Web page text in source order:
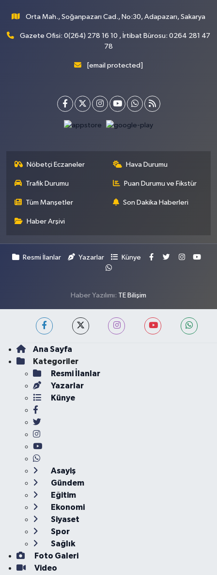
Orta Mah., Soğanpazarı Cad., No:30, Adapazarı, Sakarya
Gazete Ofisi: 0(264) 278 16 10 , İrtibat Bürosu: 0264 281 47
78
[email protected]
Nöbetçi Eczaneler Hava Durumu
Trafik Durumu Puan Durumu ve Fikstür
Tüm Manşetler Son Dakika Haberleri
Haber Arşivi
Resmi İlanlar Yazarlar Künye
Haber Yazılımı: TE Bilişim
Ana Sayfa
Kategoriler
Resmi İlanlar
Yazarlar
Künye
Asayiş
Gündem
Eğitim
Ekonomi
Siyaset
Spor
Sağlık
Foto Galeri
Video